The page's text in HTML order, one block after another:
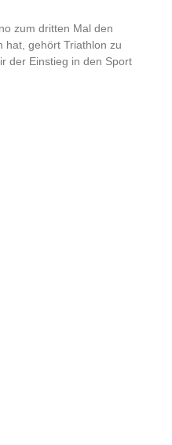
zum dritten Mal den
hat, gehört Triathlon zu
der Einstieg in den Sport